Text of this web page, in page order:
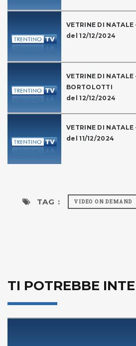
VETRINE DI
del 12/12/2024
VETRINE DI NATALE
BORTOLOTTI
del 12/12/2024
VETRINE DI
del 11/12/2024
TAG : VIDEO ON DEMAND
TI POTREBBE